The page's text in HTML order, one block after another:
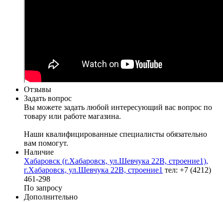
Отзывы
Задать вопрос
Вы можете задать любой интересующий вас вопрос по
товару или работе магазина.
Наши квалифицированные специалисты обязательно
вам помогут.
Наличие
Хабаровск (г.Хабаровск, ул.Шевчука 22В, строение1),
г.Хабаровск, ул.Шевчука 22В, строение1 тел: +7 (4212)
461-298
По запросу
Дополнительно